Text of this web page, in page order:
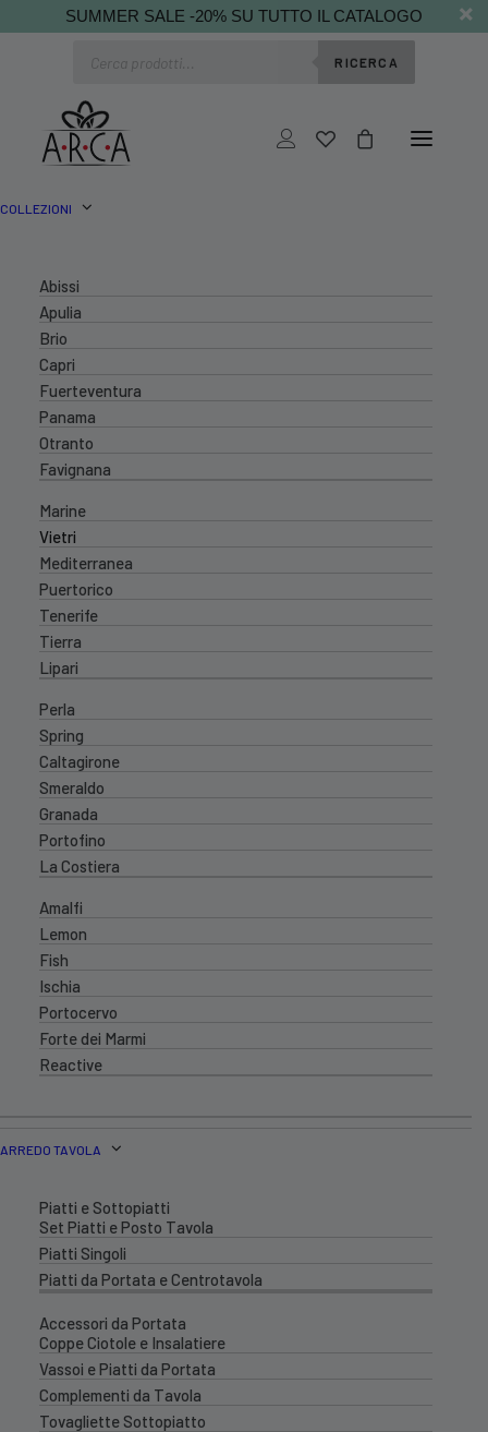
SUMMER SALE -20% SU TUTTO IL CATALOGO
RICERCA
COLLEZIONI
Abissi
Apulia
Brio
Capri
Fuerteventura
Panama
Otranto
Favignana
Marine
Vietri
Mediterranea
Puertorico
Tenerife
Tierra
Lipari
Perla
Spring
Caltagirone
Smeraldo
Granada
Portofino
La Costiera
Amalfi
Lemon
Fish
Ischia
Portocervo
Forte dei Marmi
Reactive
ARREDO TAVOLA
Piatti e Sottopiatti
Set Piatti e Posto Tavola
Piatti Singoli
Piatti da Portata e Centrotavola
Accessori da Portata
Coppe Ciotole e Insalatiere
Vassoi e Piatti da Portata
Complementi da Tavola
Tovagliette Sottopiatto